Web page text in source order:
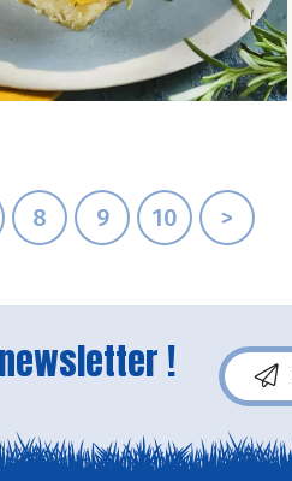
8 9 10 >
!